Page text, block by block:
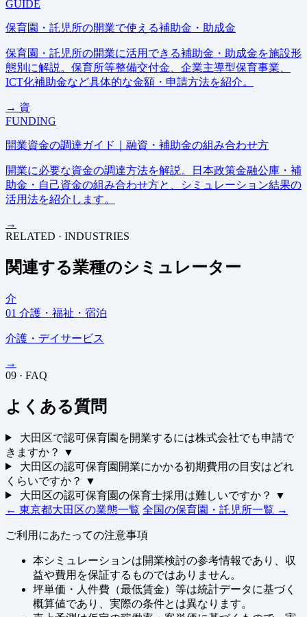
GUIDE
保育園・託児所の開業で使える補助金・助成金
保育園・託児所の開業に活用できる補助金・助成金を施設形
態別に解説。保育所等整備交付金、企業主導型保育事業、
ICT化補助金など具体的な金額・申請方法を紹介。
→ 資
FUNDING
開業資金の調達ガイド｜融資・補助金の組み合わせ方
開業に必要な資金の調達方法を解説。日本政策金融公庫・補
助金・自己資金の組み合わせ方と、シミュレーション結果の
活用法を紹介します。
→
RELATED · INDUSTRIES
関連する業種のシミュレーター
介
01 介護・福祉・宿泊
介護・デイサービス
→
09 · FAQ
よくある質問
大田区で認可保育園を開業するには株式会社でも申請で
きますか？
▼
大田区の認可保育園開業にかかる初期費用の目安はどれ
くらいですか？
▼
大田区の認可保育園の保育士採用は難しいですか？
▼
← 東京都大田区の業態一覧 全国の保育園・託児所一覧 →
ご利用にあたっての注意事項
本シミュレーションは開業検討の参考情報であり、収
益や費用を保証するものではありません。
坪単価・人件費（最低賃金）等は統計データに基づく
概算値であり、実際の条件とは異なります。